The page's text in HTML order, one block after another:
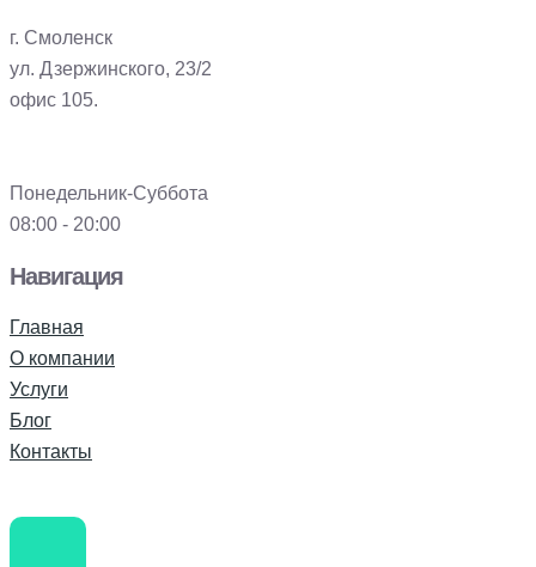
г. Смоленск
ул. Дзержинского, 23/2
офис 105.
Понедельник-Суббота
08:00 - 20:00
Навигация
Главная
О компании
Услуги
Блог
Контакты